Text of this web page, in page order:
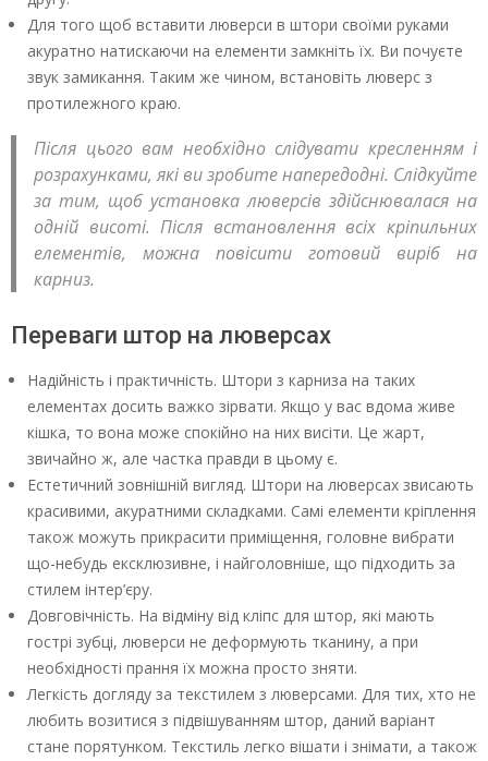
Для того щоб вставити люверси в штори своїми руками
акуратно натискаючи на елементи замкніть їх. Ви почуєте
звук замикання. Таким же чином, встановіть люверс з
протилежного краю.
Після цього вам необхідно слідувати кресленням і
розрахунками, які ви зробите напередодні. Слідкуйте
за тим, щоб установка люверсів здійснювалася на
одній висоті. Після встановлення всіх кріпильних
елементів, можна повісити готовий виріб на
карниз.
Переваги штор на люверсах
Надійність і практичність. Штори з карниза на таких
елементах досить важко зірвати. Якщо у вас вдома живе
кішка, то вона може спокійно на них висіти. Це жарт,
звичайно ж, але частка правди в цьому є.
Естетичний зовнішній вигляд. Штори на люверсах звисають
красивими, акуратними складками. Самі елементи кріплення
також можуть прикрасити приміщення, головне вибрати
що-небудь ексклюзивне, і найголовніше, що підходить за
стилем інтер’єру.
Довговічність. На відміну від кліпс для штор, які мають
гострі зубці, люверси не деформують тканину, а при
необхідності прання їх можна просто зняти.
Легкість догляду за текстилем з люверсами. Для тих, хто не
любить возитися з підвішуванням штор, даний варіант
стане порятунком. Текстиль легко вішати і знімати, а також